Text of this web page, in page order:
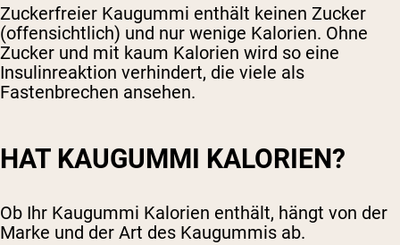
Zuckerfreier Kaugummi enthält keinen Zucker
(offensichtlich) und nur wenige Kalorien. Ohne
Zucker und mit kaum Kalorien wird so eine
Insulinreaktion verhindert, die viele als
Fastenbrechen ansehen.
HAT KAUGUMMI KALORIEN?
Ob Ihr Kaugummi Kalorien enthält, hängt von der
Marke und der Art des Kaugummis ab.